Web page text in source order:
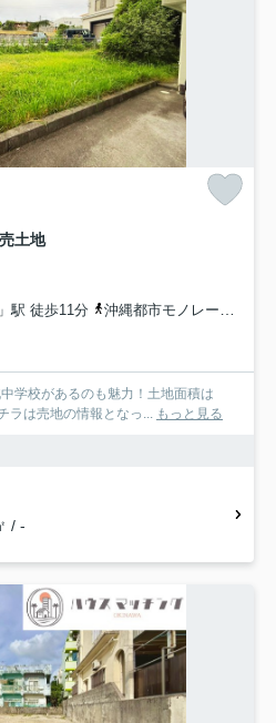
土地
駅 徒歩11分
沖縄都市モノレール「石嶺」駅 徒歩14分
学校があるのも魅力！土地面積は
ラは売地の情報となっ... もっと見る
/ -